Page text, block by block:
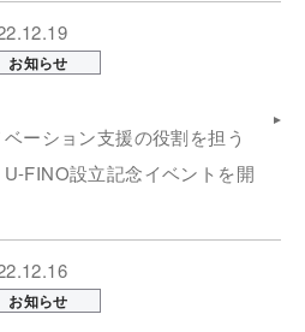
お知らせ
ーション支援の役割を担う
FINO設立記念イベントを開
お知らせ